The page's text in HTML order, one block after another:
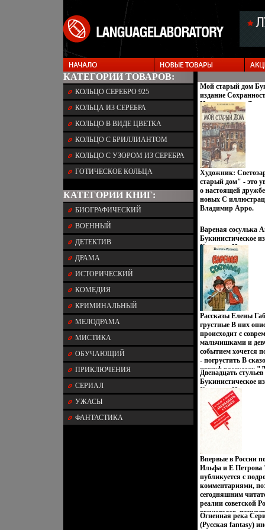
КАТЕГОРИИ ТОВАРОВ:
КОЛЬЦО СЕРЕБРО 925
КОЛЬЦА ИЗ СЕРЕБРА
КОЛЬЦО В ВИДЕ ЦВЕТКА
КОЛЬЦО С БРИЛЛИАНТОМ
КОЛЬЦО С УЗОРОМ ИЗ СЕРЕБРА
ГОТИЧЕСКОЕ КОЛЬЦА
КАТЕГОРИИ КНИГ:
БИОГРАФИЧЕСКИЙ
ВОЕННЫЙ
ДЕТЕКТИВ
ДРАМА
ИСТОРИЧЕСКИЙ
КОМЕДИЯ
КРИМИНАЛЬНЫЙ
МЕЛОДРАМА
МИСТИКА
ОБУЧАЮЩИЙ
ПРИКЛЮЧЕНИЯ
СЕРИАЛ
УЖАСЫ
ФАНТАСТИКА
Мой старый дом
издание
Издательство:
Ленинград, 1986 г
стр Тираж: 150000
(~167x236 мм) инфо
Художник:
старый дом" - это
о настоящей
новых С
Владимир Арро.
Вареная сосулька
Букинистическое
Хорошая
издательство,
208 стр ISBN 5-
экз Формат:
8469z.
Рассказы Елены
грустные В них
происходит с
мальчишками и
событием хочется
- погрустить В
ивгсхф рассказах
"Волшебная
Коснырева",
Лохматиков" есть
- чудесные
хороший конец
младшего
Автвотнэор Елена
Двенадцать
Букинистическое
Хорошая
Твердый переплет,
456-0 Тираж:
(~130х205 мм) инфо
Впервые в России
Ильфа и Е Петрова
публикуется с
комментариями,
сегодняшним
реалии советской
вгскюгодов,
перекличку
Огненная река
(Русская fantasy)